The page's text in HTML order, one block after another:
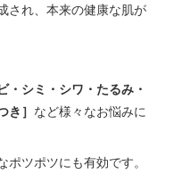
され、本来の健康な肌が
・シミ・シワ・たるみ・
］ など様々なお悩みに
ツポツにも有効です。